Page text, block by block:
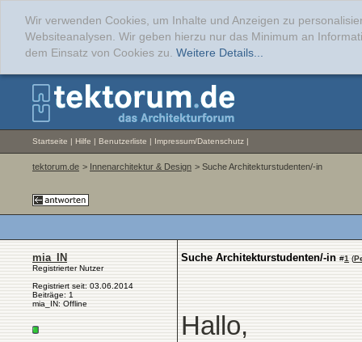
Wir verwenden Cookies, um Inhalte und Anzeigen zu
Websiteanalysen. Wir geben hierzu nur das Minimum an
dem Einsatz von Cookies zu. Weitere Details...
Startseite | Hilfe | Benutzerliste | Impressum/Datenschutz |
tektorum.de > Innenarchitektur & Design > Suche Architekturstudenten/-in
mia_IN
Registrierter Nutzer
Registriert seit: 03.06.2014
Beiträge: 1
mia_IN: Offline
Suche Architekturstudenten/-in #1 (
Hallo,